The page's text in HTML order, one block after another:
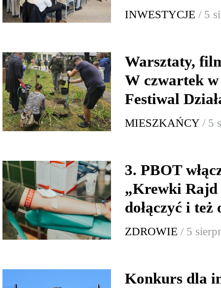
INWESTYCJE / 5
Warsztaty,
W czwartek
Festiwal
MIESZKAŃCY / 5
3. PBOT
„Krewki Rajd
dołączyć i też
ZDROWIE / 5
Konkurs dla